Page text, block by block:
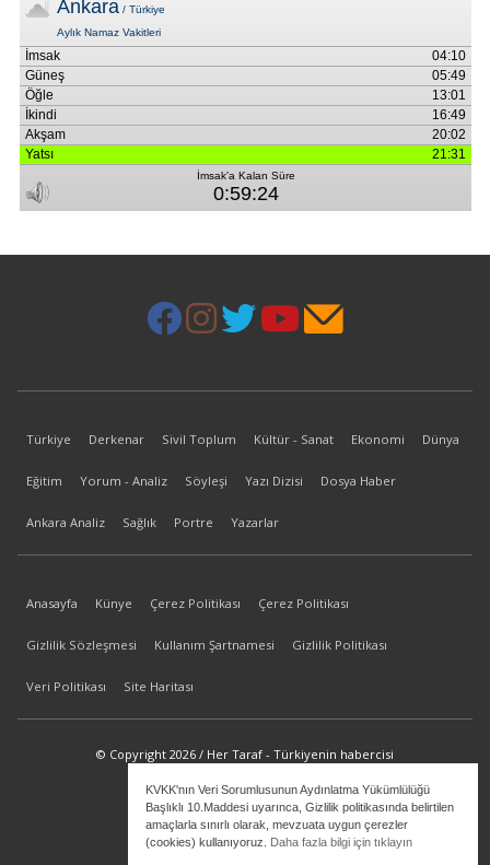
KVKK'nın Veri Sorumlusunun Aydınlatma Yükümlülüğü
Başlıklı 10.Maddesi uyarınca, Gizlilik politikasında belirtilen
amaçlarla sınırlı olarak, mevzuata uygun çerezler
(cookies) kullanıyoruz. Daha fazla bilgi için tıklayın
Türkiye Derkenar Sivil Toplum Kültür - Sanat Ekonomi Dünya
Eğitim Yorum - Analiz Söyleşi Yazı Dizisi Dosya Haber
Ankara Analiz Sağlık Portre Yazarlar
Anasayfa Künye Çerez Politikası Çerez Politikası
Gizlilik Sözleşmesi Kullanım Şartnamesi Gizlilik Politikası
Veri Politikası Site Haritası
© Copyright 2026 / Her Taraf - Türkiyenin habercisi
bilgi@hertaraf.com